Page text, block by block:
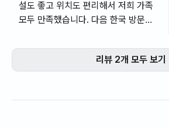
설도 좋고 위치도 편리해서 저희 가족
모두 만족했습니다. 다음 한국 방문시
두 친절히 응대해 주셔서 감사합니다!
리뷰 2개 모두 보기